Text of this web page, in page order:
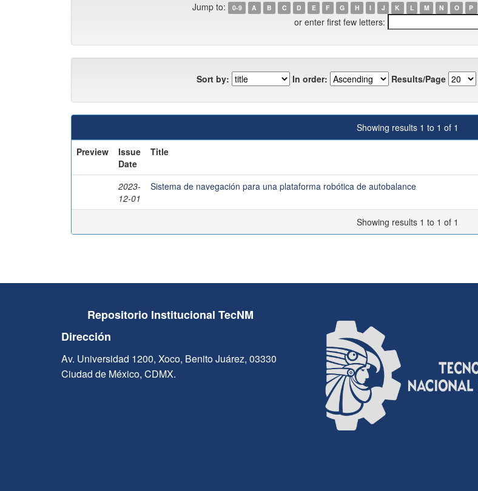
Jump to: 0-9 A B C D E F G H I J K L M N O P
or enter first few letters:
Sort by: In order: Results/Page
Showing results 1 to 1 of 1
Preview
Issue
Date
Title
2023-
12-01
Sistema de navegación para una plataforma robótica de autobalance
Showing results 1 to 1 of 1
Repositorio Institucional TecNM
Dirección
Av. Universidad 1200, Xoco, Benito Juárez, 03330
Ciudad de México, CDMX.